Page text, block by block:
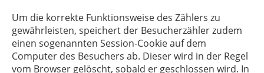
Um die korrekte Funktionsweise des Zählers zu
gewährleisten, speichert der Besucherzähler zudem
einen sogenannten Session-Cookie auf dem
Computer des Besuchers ab. Dieser wird in der Regel
vom Browser gelöscht, sobald er geschlossen wird. In